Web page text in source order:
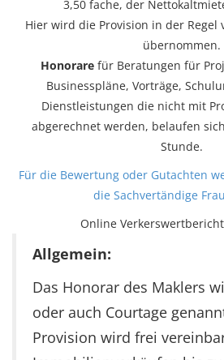
3,50 fache, der
Hier wird die Provision in der Regel
übernommen.
Honorarefür Beratungen für
Businesspläne, Vorträge,
Dienstleistungen die nicht mit
abgerechnet werden, belaufen
Stunde.
Für die Bewertung oder Gutachten
die Sachvertändige
Online
Allgemein:
Das Honorar des Maklers
oder auch Courtage
Provision wird frei